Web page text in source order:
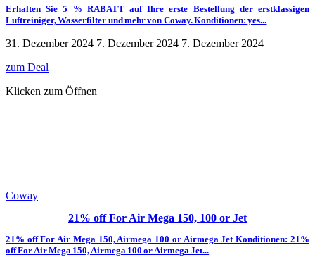
Erhalten Sie 5 % RABATT auf Ihre erste Bestellung der erstklassigen
Luftreiniger, Wasserfilter und mehr von Coway. Konditionen: yes...
31. Dezember 2024 7. Dezember 2024 7. Dezember 2024
zum Deal
Klicken zum Öffnen
Coway
21% off For Air Mega 150, 100 or Jet
21% off For Air Mega 150, Airmega 100 or Airmega Jet Konditionen: 21%
off For Air Mega 150, Airmega 100 or Airmega Jet...